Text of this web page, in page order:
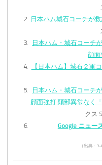
日本ハム城石コーチが
日本ハム・城石コーチ
顔
【日本ハム】城石２軍
日本ハム・城石コーチ
顔面強打 頭部異常なく
クス
Google ニュー
（出典：